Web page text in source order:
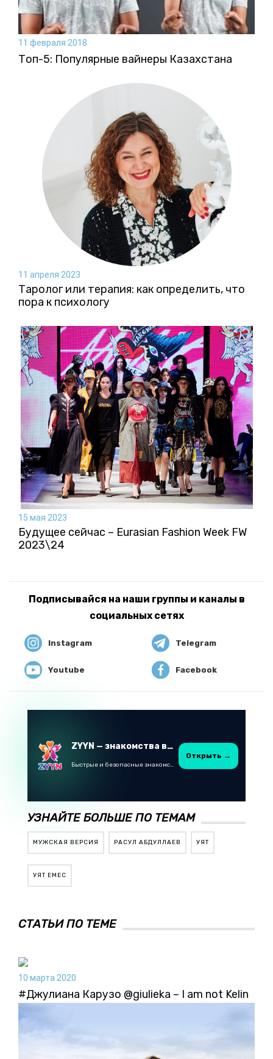
11 февраля 2018
Топ-5: Популярные вайнеры Казахстана
11 апреля 2023
Таролог или терапия: как определить, что
пора к психологу
15 мая 2023
Будущее сейчас – Eurasian Fashion Week FW
2023\24
Подписывайся на наши группы и каналы в
социальных сетях
Instagram Telegram
Youtube Facebook
ZYYN — знакомства в Казахстане
Быстрые и безопасные знакомства в Telegram
Открыть →
УЗНАЙТЕ БОЛЬШЕ ПО ТЕМАМ
МУЖСКАЯ ВЕРСИЯ РАСУЛ АБДУЛЛАЕВ УЯТ
УЯТ ЕМЕС
СТАТЬИ ПО ТЕМЕ
10 марта 2020
#Джулиана Карузо @giulieka – I am not Kelin